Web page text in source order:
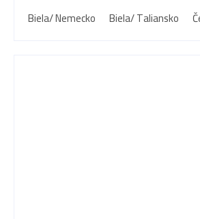
Biela/ Nemecko
Biela/ Taliansko